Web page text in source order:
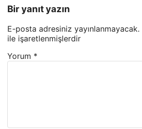
Bir yanıt yazın
E-posta adresiniz yayınlanmayacak.
ile işaretlenmişlerdir
Yorum *